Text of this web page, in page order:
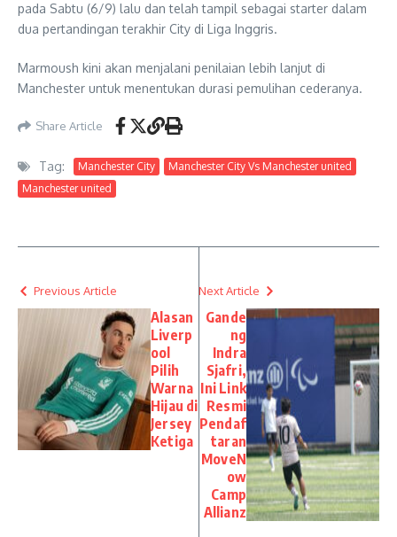
pada Sabtu (6/9) lalu dan telah tampil sebagai starter dalam
dua pertandingan terakhir City di Liga Inggris.
Marmoush kini akan menjalani penilaian lebih lanjut di
Manchester untuk menentukan durasi pemulihan cederanya.
Share Article
Tag: Manchester City
Manchester City Vs Manchester united
Manchester united
Previous Article
Alasan
Liverp
ool
Pilih
Warna
Hijau di
Jersey
Ketiga
Next Article
Gande
ng
Indra
Sjafri,
Ini Link
Resmi
Pendaf
taran
MoveN
ow
Camp
Allianz